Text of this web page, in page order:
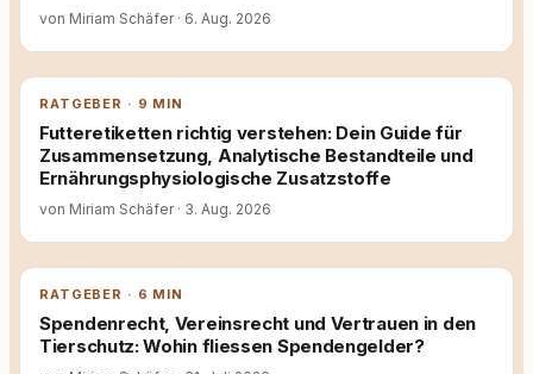
von Miriam Schäfer · 6. Aug. 2026
RATGEBER · 9 MIN
Futteretiketten richtig verstehen: Dein Guide für
Zusammensetzung, Analytische Bestandteile und
Ernährungsphysiologische Zusatzstoffe
von Miriam Schäfer · 3. Aug. 2026
RATGEBER · 6 MIN
Spendenrecht, Vereinsrecht und Vertrauen in den
Tierschutz: Wohin fliessen Spendengelder?